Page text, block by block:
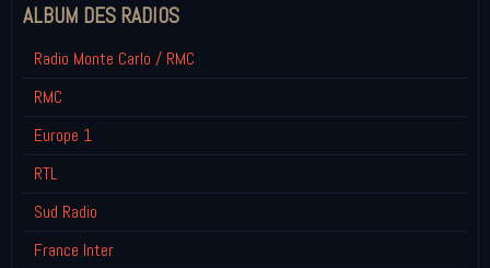
ALBUM DES RADIOS
Radio Monte Carlo / RMC
RMC
Europe 1
RTL
Sud Radio
France Inter